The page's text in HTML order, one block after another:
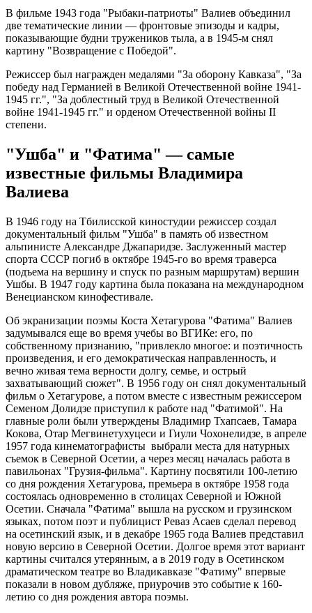
В фильме 1943 года "Рыбаки-патриоты" Валиев объединил
две тематические линии — фронтовые эпизоды и кадры,
показывающие будни тружеников тыла, а в 1945-м снял
картину "Возвращение с Победой".
Режиссер был награжден медалями "За оборону Кавказа", "За
победу над Германией в Великой Отечественной войне 1941-
1945 гг.", "За доблестный труд в Великой Отечественной
войне 1941-1945 гг." и орденом Отечественной войны II
степени.
"Ушба" и "Фатима" — самые
известные фильмы Владимира
Валиева
В 1946 году на Тбилисской киностудии режиссер создал
документальный фильм "Ушба" в память об известном
альпинисте Александре Джапаридзе. Заслуженный мастер
спорта СССР погиб в октябре 1945-го во время траверса
(подъема на вершину и спуск по разным маршрутам) вершин
Ушбы. В 1947 году картина была показана на международном
Венецианском кинофестивале.
Об экранизации поэмы Коста Хетагурова "Фатима" Валиев
задумывался еще во время учебы во ВГИКе: его, по
собственному признанию, "привлекло многое: и поэтичность
произведения, и его демократическая направленность, и
вечно живая тема верности долгу, семье, и острый
захватывающий сюжет". В 1956 году он снял документальный
фильм о Хетагурове, а потом вместе с известным режиссером
Семеном Долидзе приступил к работе над "Фатимой". На
главные роли были утверждены Владимир Тхапсаев, Тамара
Кокова, Отар Мегвинетухуцеси и Гиули Чохонелидзе, в апреле
1957 года кинематографисты выбрали места для натурных
съемок в Северной Осетии, а через месяц началась работа в
павильонах "Грузия-фильма". Картину посвятили 100-летию
со дня рождения Хетагурова, премьера в октябре 1958 года
состоялась одновременно в столицах Северной и Южной
Осетии. Сначала "Фатима" вышла на русском и грузинском
языках, потом поэт и публицист Реваз Асаев сделал перевод
на осетинский язык, и в декабре 1965 года Валиев представил
новую версию в Северной Осетии. Долгое время этот вариант
картины считался утерянным, а в 2019 году в Осетинском
драматическом театре во Владикавказе "Фатиму" впервые
показали в новом дубляже, приурочив это событие к 160-
летию со дня рождения автора поэмы.